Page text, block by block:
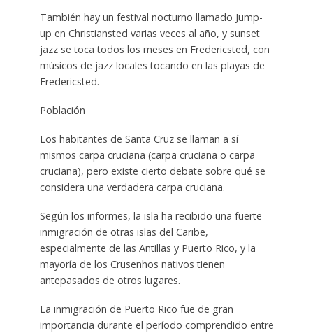
También hay un festival nocturno llamado Jump-
up en Christiansted varias veces al año, y sunset
jazz se toca todos los meses en Fredericsted, con
músicos de jazz locales tocando en las playas de
Fredericsted.
Población
Los habitantes de Santa Cruz se llaman a sí
mismos carpa cruciana (carpa cruciana o carpa
cruciana), pero existe cierto debate sobre qué se
considera una verdadera carpa cruciana.
Según los informes, la isla ha recibido una fuerte
inmigración de otras islas del Caribe,
especialmente de las Antillas y Puerto Rico, y la
mayoría de los Crusenhos nativos tienen
antepasados de otros lugares.
La inmigración de Puerto Rico fue de gran
importancia durante el período comprendido entre